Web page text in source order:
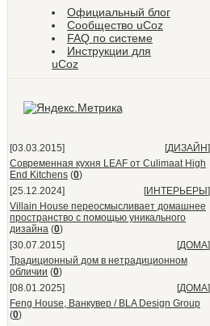
Официальный блог
Сообщество uCoz
FAQ по системе
Инструкции для
uCoz
[03.03.2015] [ДИЗАЙН]
Современная кухня LEAF от Culimaat High
End Kitchens (0)
[25.12.2024]
[ИНТЕРЬЕРЫ ]
Villain House переосмысливает домашнее
пространство с помощью уникального
дизайна (0)
[30.07.2015]
[ДОМА]
Традиционный дом в нетрадиционном
обличии (0)
[08.01.2025]
[ДОМА]
Feng House, Ванкувер / BLA Design Group
(0)